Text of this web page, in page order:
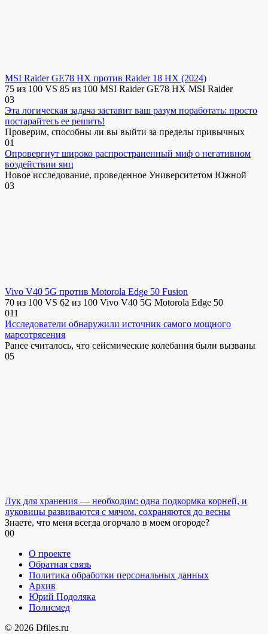
MSI Raider GE78 HX против Raider 18 HX (2024)
75 из 100 VS 85 из 100 MSI Raider GE78 HX MSI Raider
03
Эта логическая задача заставит ваш разум поработать: просто
постарайтесь ее решить!
Проверим, способны ли вы выйти за пределы привычных
01
Опровергнут широко распространенный миф о негативном
воздействии яиц
Новое исследование, проведенное Университетом Южной
03
Vivo V40 5G против Motorola Edge 50 Fusion
70 из 100 VS 62 из 100 Vivo V40 5G Motorola Edge 50
011
Исследователи обнаружили источник самого мощного
марсотрясения
Ранее считалось, что сейсмические колебания были вызваны
05
Лук для хранения — необходим: одна подкормка корней, и
луковицы развиваются с мячом, сохраняются до весны
Знаете, что меня всегда огорчало в моем огороде?
00
О проекте
Обратная связь
Политика обработки персональных данных
Архив
Юрий Подоляка
Полисмед
© 2026 Dfiles.ru